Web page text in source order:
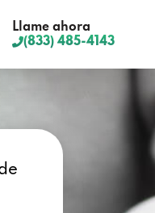
Llame ahora
(833) 485-4143